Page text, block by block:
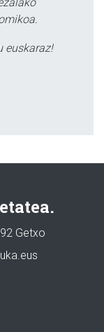
euskaraz!
Getxo